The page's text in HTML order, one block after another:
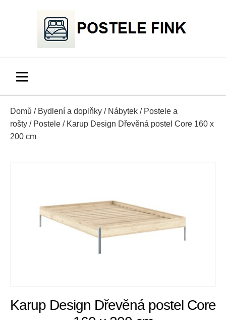
Domů / Bydlení a doplňky / Nábytek / Postele a
rošty / Postele / Karup Design Dřevěná postel Core 160 x
200 cm
Karup Design Dřevěná postel Core